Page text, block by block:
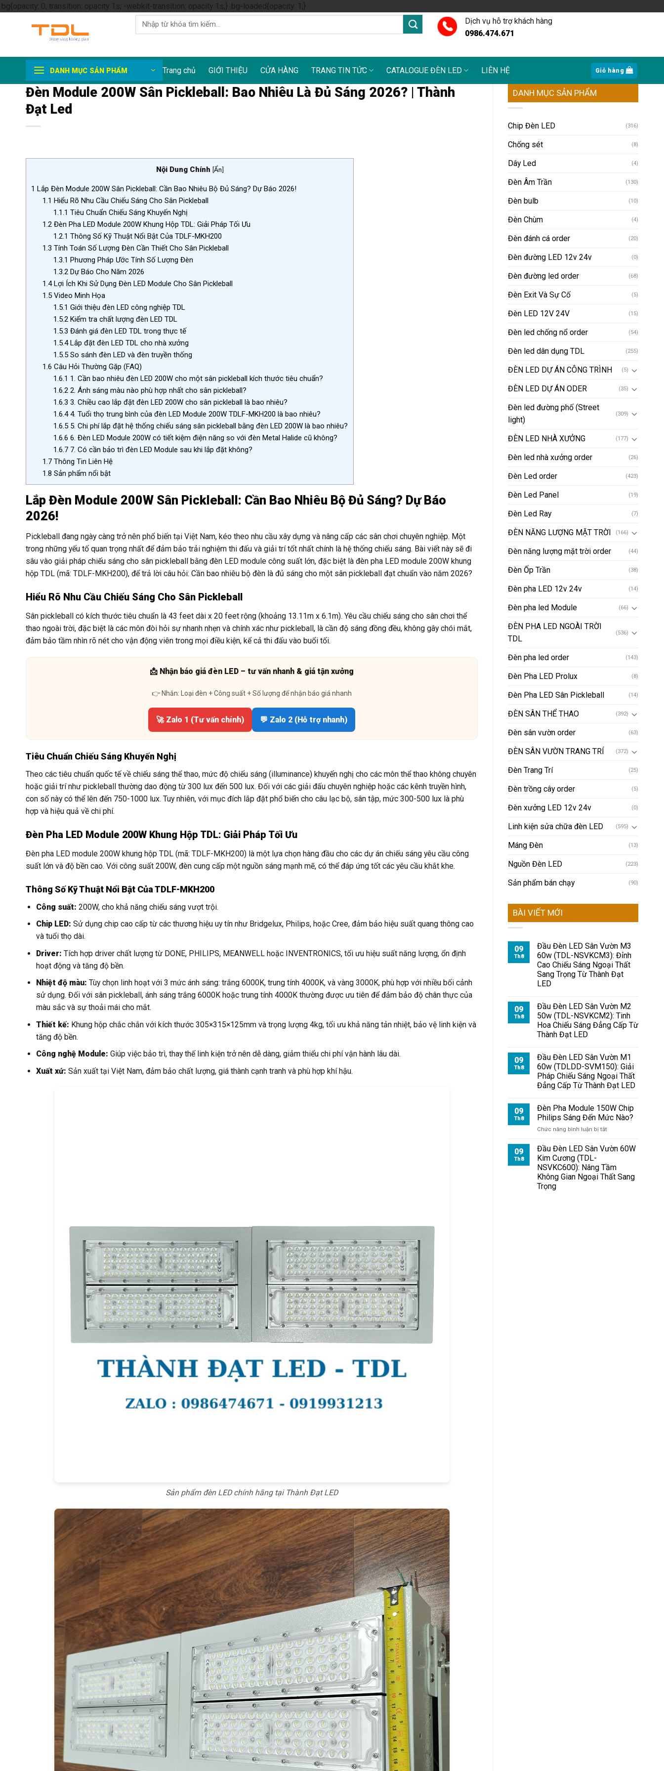
.bg{opacity: 0; transition: opacity 1s; -webkit-transition: opacity 1s;} .bg-loaded{opacity: 1;}Skip
to
Tìm
kiếm:
Dịch vụ hỗ trợ khách hàng
0986.474.671
DANH MỤC SẢN PHẨM Trang chủ GIỚI THIỆU CỬA HÀNG TRANG TIN TỨC CATALOGUE ĐÈN LED LIÊN HỆ Giỏ hàng
Đèn Module 200W Sân Pickleball: Bao Nhiêu Là Đủ Sáng 2026? | Thành
Đạt Led
Nội Dung Chính [Ẩn]
1 Lắp Đèn Module 200W Sân Pickleball: Cần Bao Nhiêu Bộ Đủ Sáng? Dự Báo 2026!
1.1 Hiểu Rõ Nhu Cầu Chiếu Sáng Cho Sân Pickleball
1.1.1 Tiêu Chuẩn Chiếu Sáng Khuyến Nghị
1.2Đèn Pha LED Module 200W Khung Hộp TDL: Giải Pháp Tối Ưu
1.2.1 Thông Số Kỹ Thuật Nổi Bật Của TDLF-MKH200
1.3 Tính Toán Số Lượng Đèn Cần Thiết Cho Sân Pickleball
1.3.1 Phương Pháp Ước Tính Số Lượng Đèn
1.3.2 Dự Báo Cho Năm 2026
1.4Lợi Ích Khi Sử Dụng Đèn LED Module Cho Sân Pickleball
1.5Video Minh Họa
1.5.1 Giới thiệu đèn LED công nghiệp TDL
1.5.2 Kiểm tra chất lượng đèn LED TDL
1.5.3 Đánh giá đèn LED TDL trong thực tế
1.5.4Lắp đặt đèn LED TDL cho nhà xưởng
1.5.5 So sánh đèn LED và đèn truyền thống
1.6 Câu Hỏi Thường Gặp (FAQ)
1.6.1 1. Cần bao nhiêu đèn LED 200W cho một sân pickleball kích thước tiêu chuẩn?
1.6.2 2. Ánh sáng màu nào phù hợp nhất cho sân pickleball?
1.6.3 3. Chiều cao lắp đặt đèn LED 200W cho sân pickleball là bao nhiêu?
1.6.44. Tuổi thọ trung bình của đèn LED Module 200W TDLF-MKH200 là bao nhiêu?
1.6.5 5. Chi phí lắp đặt hệ thống chiếu sáng sân pickleball bằng đèn LED 200W là bao nhiêu?
1.6.6 6. Đèn LED Module 200W có tiết kiệm điện năng so với đèn Metal Halide cũ không?
1.6.7 7. Có cần bảo trì đèn LED Module sau khi lắp đặt không?
1.7Thông Tin Liên Hệ
1.8 Sản phẩm nổi bật
Lắp Đèn Module 200W Sân Pickleball: Cần Bao Nhiêu Bộ Đủ Sáng? Dự Báo
2026!
Pickleball đang ngày càng trở nên phổ biến tại Việt Nam, kéo theo nhu cầu xây dựng và nâng cấp các sân chơi chuyên nghiệp. Một
trong những yếu tố quan trọng nhất để đảm bảo trải nghiệm thi đấu và giải trí tốt nhất chính là hệ thống chiếu sáng. Bài viết này sẽ đi
sâu vào giải pháp chiếu sáng cho sân pickleball bằng đèn LED module công suất lớn, đặc biệt là đèn pha LED module 200W khung
hộp TDL (mã: TDLF-MKH200), để trả lời câu hỏi: Cần bao nhiêu bộ đèn là đủ sáng cho một sân pickleball đạt chuẩn vào năm 2026?
Hiểu Rõ Nhu Cầu Chiếu Sáng Cho Sân Pickleball
Sân pickleball có kích thước tiêu chuẩn là 43 feet dài x 20 feet rộng (khoảng 13.11m x 6.1m). Yêu cầu chiếu sáng cho sân chơi thể
thao ngoài trời, đặc biệt là các môn đòi hỏi sự nhanh nhẹn và chính xác như pickleball, là cần độ sáng đồng đều, không gây chói mắt,
đảm bảo tầm nhìn rõ nét cho vận động viên trong mọi điều kiện, kể cả thi đấu vào buổi tối.
📩 Nhận báo giá đèn LED – tư vấn nhanh & giá tận xưởng
👉 Nhắn: Loại đèn + Công suất + Số lượng để nhận báo giá nhanh
🚀 Zalo 1 (Tư vấn chính) 💬 Zalo 2 (Hỗ trợ nhanh)
Tiêu Chuẩn Chiếu Sáng Khuyến Nghị
Theo các tiêu chuẩn quốc tế về chiếu sáng thể thao, mức độ chiếu sáng (illuminance) khuyến nghị cho các môn thể thao không chuyên
hoặc giải trí như pickleball thường dao động từ 300 lux đến 500 lux. Đối với các giải đấu chuyên nghiệp hoặc các kênh truyền hình,
con số này có thể lên đến 750-1000 lux. Tuy nhiên, với mục đích lắp đặt phổ biến cho câu lạc bộ, sân tập, mức 300-500 lux là phù
hợp và hiệu quả về chi phí.
Đèn Pha LED Module 200W Khung Hộp TDL: Giải Pháp Tối Ưu
Đèn pha LED module 200W khung hộp TDL (mã: TDLF-MKH200) là một lựa chọn hàng đầu cho các dự án chiếu sáng yêu cầu công
suất lớn và độ bền cao. Với công suất 200W, đèn cung cấp một nguồn sáng mạnh mẽ, có thể đáp ứng tốt các yêu cầu khắt khe.
Thông Số Kỹ Thuật Nổi Bật Của TDLF-MKH200
Công suất: 200W, cho khả năng chiếu sáng vượt trội.
Chip LED: Sử dụng chip cao cấp từ các thương hiệu uy tín như Bridgelux, Philips, hoặc Cree, đảm bảo hiệu suất quang thông cao
và tuổi thọ dài.
Driver: Tích hợp driver chất lượng từ DONE, PHILIPS, MEANWELL hoặc INVENTRONICS, tối ưu hiệu suất năng lượng, ổn định
hoạt động và tăng độ bền.
Nhiệt độ màu: Tùy chọn linh hoạt với 3 mức ánh sáng: trắng 6000K, trung tính 4000K, và vàng 3000K, phù hợp với nhiều bối cảnh
sử dụng. Đối với sân pickleball, ánh sáng trắng 6000K hoặc trung tính 4000K thường được ưu tiên để đảm bảo độ chân thực của
màu sắc và sự thoải mái cho mắt.
Thiết kế: Khung hộp chắc chắn với kích thước 305×315×125mm và trọng lượng 4kg, tối ưu khả năng tản nhiệt, bảo vệ linh kiện và
tăng độ bền.
Công nghệ Module: Giúp việc bảo trì, thay thế linh kiện trở nên dễ dàng, giảm thiểu chi phí vận hành lâu dài.
Xuất xứ: Sản xuất tại Việt Nam, đảm bảo chất lượng, giá thành cạnh tranh và phù hợp khí hậu.
Sản phẩm đèn LED chính hãng tại Thành Đạt LED
DANH MỤC SẢN PHẨM
Chip Đèn LED (316)
Chống sét (8)
Dây Led (4)
Đèn Âm Trần (130)
Đèn bulb (10)
Đèn Chùm (4)
Đèn đánh cá order (20)
Đèn đường LED 12v 24v (0)
Đèn đường led order (68)
Đèn Exit Và Sự Cố (5)
Đèn LED 12V 24V (15)
Đèn led chống nổ order (54)
Đèn led dân dụng TDL (255)
ĐÈN LED DỰ ÁN CÔNG TRÌNH (5)
ĐÈN LED DỰ ÁN ODER (35)
Đèn led đường phố (Street
light)
(309)
ĐÈN LED NHÀ XƯỞNG (177)
Đèn led nhà xưởng order (26)
Đèn Led order (423)
Đèn Led Panel (19)
Đèn Led Ray (7)
ĐÈN NĂNG LƯỢNG MẶT TRỜI (166)
Đèn năng lượng mặt trời order (44)
Đèn Ốp Trần (38)
Đèn pha LED 12v 24v (14)
Đèn pha led Module (66)
ĐÈN PHA LED NGOÀI TRỜI
TDL
(536)
Đèn pha led order (143)
Đèn Pha LED Prolux (8)
Đèn Pha LED Sân Pickleball (14)
ĐÈN SÂN THỂ THAO (392)
Đèn sân vườn order (63)
ĐÈN SÂN VƯỜN TRANG TRÍ (372)
Đèn Trang Trí (25)
Đèn trồng cây order (5)
Đèn xưởng LED 12v 24v (0)
Linh kiện sửa chữa đèn LED (595)
Máng Đèn (13)
Nguồn Đèn LED (223)
Sản phẩm bán chạy (90)
BÀI VIẾT MỚI
09
Th8
Đầu Đèn LED Sân Vườn M3
60w (TDL-NSVKCM3): Đỉnh
Cao Chiếu Sáng Ngoại Thất
Sang Trọng Từ Thành Đạt
LED
09
Th8
Đầu Đèn LED Sân Vườn M2
50w (TDL-NSVKCM2): Tinh
Hoa Chiếu Sáng Đẳng Cấp Từ
Thành Đạt LED
09
Th8
Đầu Đèn LED Sân Vườn M1
60w (TDLDD-SVM150): Giải
Pháp Chiếu Sáng Ngoại Thất
Đẳng Cấp Từ Thành Đạt LED
09
Th8
Đèn Pha Module 150W Chip
Philips Sáng Đến Mức Nào?
Chức năng bình luận bị tắt
Pha
Chip
Philips
09
Th8
Đầu Đèn LED Sân Vườn 60W
Kim Cương (TDL-
NSVKC600): Nâng Tầm
Không Gian Ngoại Thất Sang
Trọng